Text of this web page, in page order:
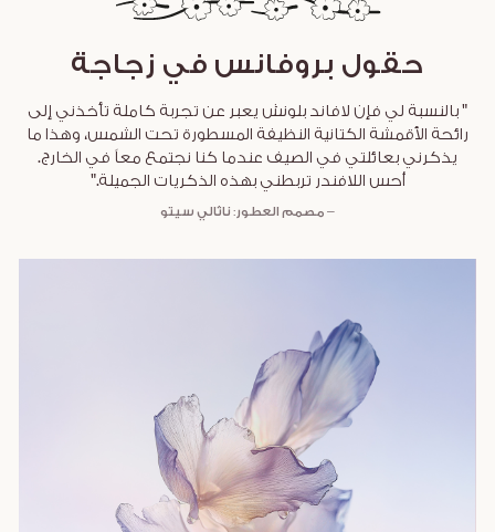
حقول بروفانس في زجاجة
" بالنسبة لي فإن لافاند بلونش يعبر عن تجربة كاملة تأخذني إلى
رائحة الأقمشة الكتانية النظيفة المسطورة تحت الشمس، وهذا ما
يذكرني بعائلتي في الصيف عندما كنا نجتمع معاً في الخارج.
أحس اللافندر تربطني بهذه الذكريات الجميلة."
– مصمم العطور: ناثالي سيتو